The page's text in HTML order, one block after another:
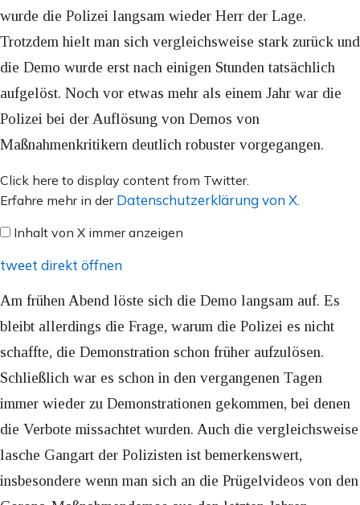
wurde die Polizei langsam wieder Herr der Lage.
Trotzdem hielt man sich vergleichsweise stark zurück und
die Demo wurde erst nach einigen Stunden tatsächlich
aufgelöst. Noch vor etwas mehr als einem Jahr war die
Polizei bei der Auflösung von Demos von
Maßnahmenkritikern deutlich robuster vorgegangen.
Inhalt
von
anzeigen
Click here to display content from Twitter.
Erfahre mehr in der Datenschutzerklärung von X.
Inhalt von X immer anzeigen
tweet direkt öffnen
Am frühen Abend löste sich die Demo langsam auf. Es
bleibt allerdings die Frage, warum die Polizei es nicht
schaffte, die Demonstration schon früher aufzulösen.
Schließlich war es schon in den vergangenen Tagen
immer wieder zu Demonstrationen gekommen, bei denen
die Verbote missachtet wurden. Auch die vergleichsweise
lasche Gangart der Polizisten ist bemerkenswert,
insbesondere wenn man sich an die Prügelvideos von den